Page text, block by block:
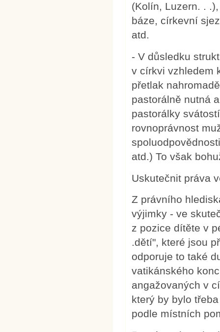
(Kolín, Luzern. .
báze, církevní
atd.
- V důsledku
v církvi vzhledem
přetlak
pastorálně nutná
pastorálky
rovnoprávnost
atd.) To však
Uskutečnit práva
Z právního
výjimky - ve
z pozice dítěte v
.dětí", které jsou
odporuje to také
vatikánského
angažovaných v
který by bylo
podle místních